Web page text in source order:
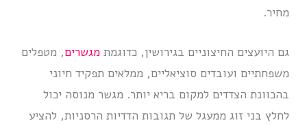
מחיר.
גם היועצים החיצוניים בגירושין, כדוגמתמגשרים, מטפלים
משפחתיים ועובדים סוציאליים, ממלאים תפקיד חיוני
בהכוונת הצדדים למקום בריא יותר. מגשר מנוסה יכול
לחלץ בני זוג ממעגל של תגובות הדדיות הרסניות, להציע